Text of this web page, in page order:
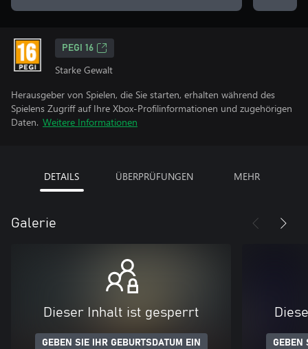
PEGI 16
Starke Gewalt
Herausgeber von Spielen, die Sie starten, erhalten während des
Spielens Zugriff auf Ihre Xbox-Profilinformationen und zugehörigen
Daten. Weitere Informationen
DETAILS ÜBERPRÜFUNGEN MEHR
Galerie
Dieser Inhalt ist gesperrt
GEBEN SIE IHR GEBURTSDATUM EIN GEBEN